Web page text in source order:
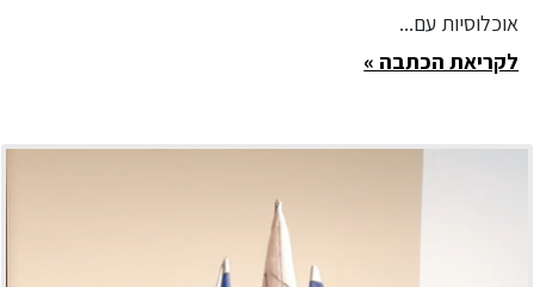
אוכלוסיות עם...
לקריאת הכתבה »